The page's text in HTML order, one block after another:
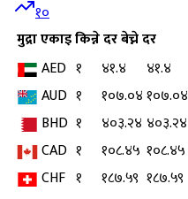
१०
मुद्राएकाइकिन्ने दरबेच्ने दर
AED १ ४१.४
४१.४
AUD १ १०७.०४१०७.०४
BHD १ ४०३.२४ ४०३.२४
CAD १ १०८.४५ १०८.४५
CHF १ १८७.५९ १८७.५९